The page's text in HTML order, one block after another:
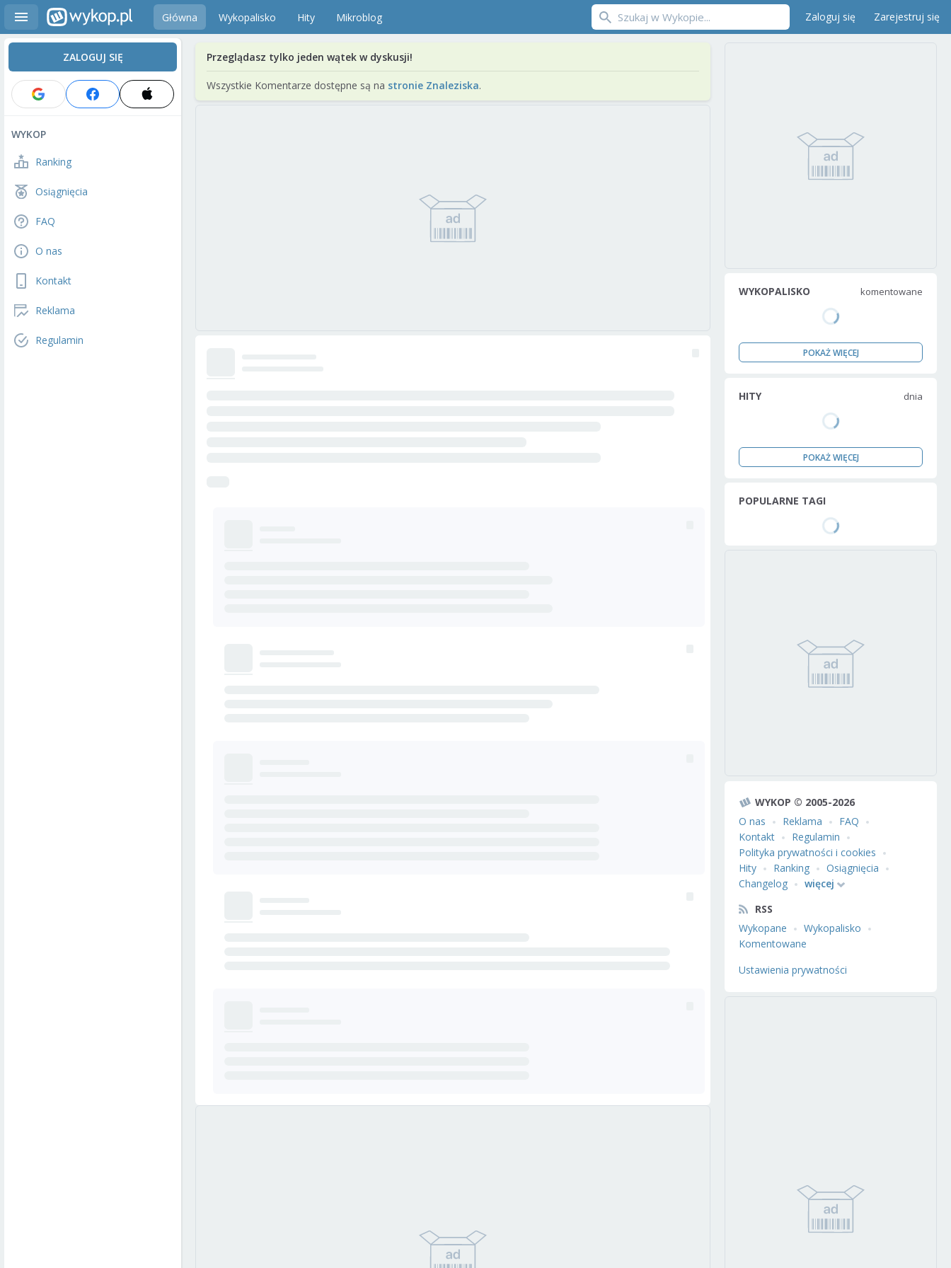
Główna Wykopalisko Hity Mikroblog Zaloguj się Zarejestruj się
ZALOGUJ SIĘ
WYKOP
Ranking
Osiągnięcia
FAQ
O nas
Kontakt
Reklama
Regulamin
Przeglądasz tylko jeden wątek w dyskusji!
Wszystkie Komentarze dostępne są na stronie Znaleziska.
WYKOPALISKO komentowane
POKAŻ WIĘCEJ
HITY dnia
POKAŻ WIĘCEJ
POPULARNE TAGI
WYKOP © 2005-2026
O nas
Reklama
FAQ
Kontakt
Regulamin
Polityka prywatności i cookies
Hity
Ranking
Osiągnięcia
Changelog
więcej
RSS
Wykopane
Wykopalisko
Komentowane
Ustawienia prywatności